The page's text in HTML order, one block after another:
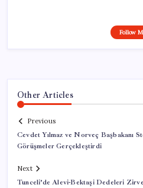
Follow
Other Articles
Previous
Cevdet Yılmaz ve Norveç Başbakanı
Görüşmeler Gerçekleştirdi
Next
Tunceli’de Alevi-Bektaşi Dedeleri